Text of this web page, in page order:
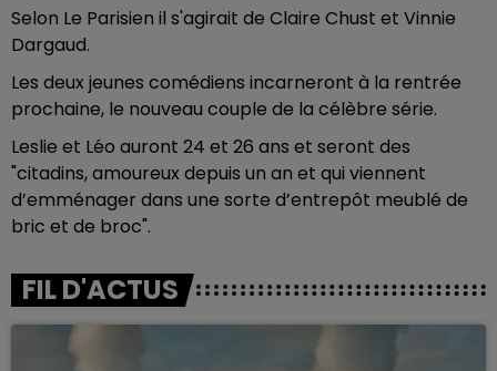
Selon Le Parisien il s'agirait de Claire Chust et Vinnie
Dargaud.
Les deux jeunes comédiens incarneront à la rentrée
prochaine, le nouveau couple de la célèbre série.
Leslie et Léo auront 24 et 26 ans et seront des
"citadins, amoureux depuis un an et qui viennent
d’emménager dans une sorte d’entrepôt meublé de
bric et de broc".
FIL D'ACTUS